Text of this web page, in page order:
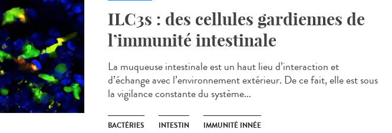
ILC3s : des cellules gardiennes de
l’immunité intestinale
La muqueuse intestinale est un haut lieu d’interaction et
d’échange avec l’environnement extérieur. De ce fait, elle est sous
la vigilance constante du système...
BACTÉRIES INTESTIN IMMUNITÉ INNÉE